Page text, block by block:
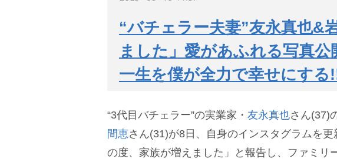
“バチェラー夫妻”友永真也&
ました」愛があふれる写真
一生を僕が全力で幸せにする
“3代目バチェラー”の実業家・ 友永真也さん(37)
間恵さん(31)が8日、自身のインスタグラムを更
の度、家族が増えました」と報告し、ファミリ